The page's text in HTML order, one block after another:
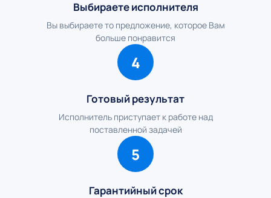
Выбираете исполнителя
Вы выбираете то предложение, которое Вам
больше понравится
4
Готовый результат
Исполнитель приступает к работе над
поставленной задачей
5
Гарантийный срок